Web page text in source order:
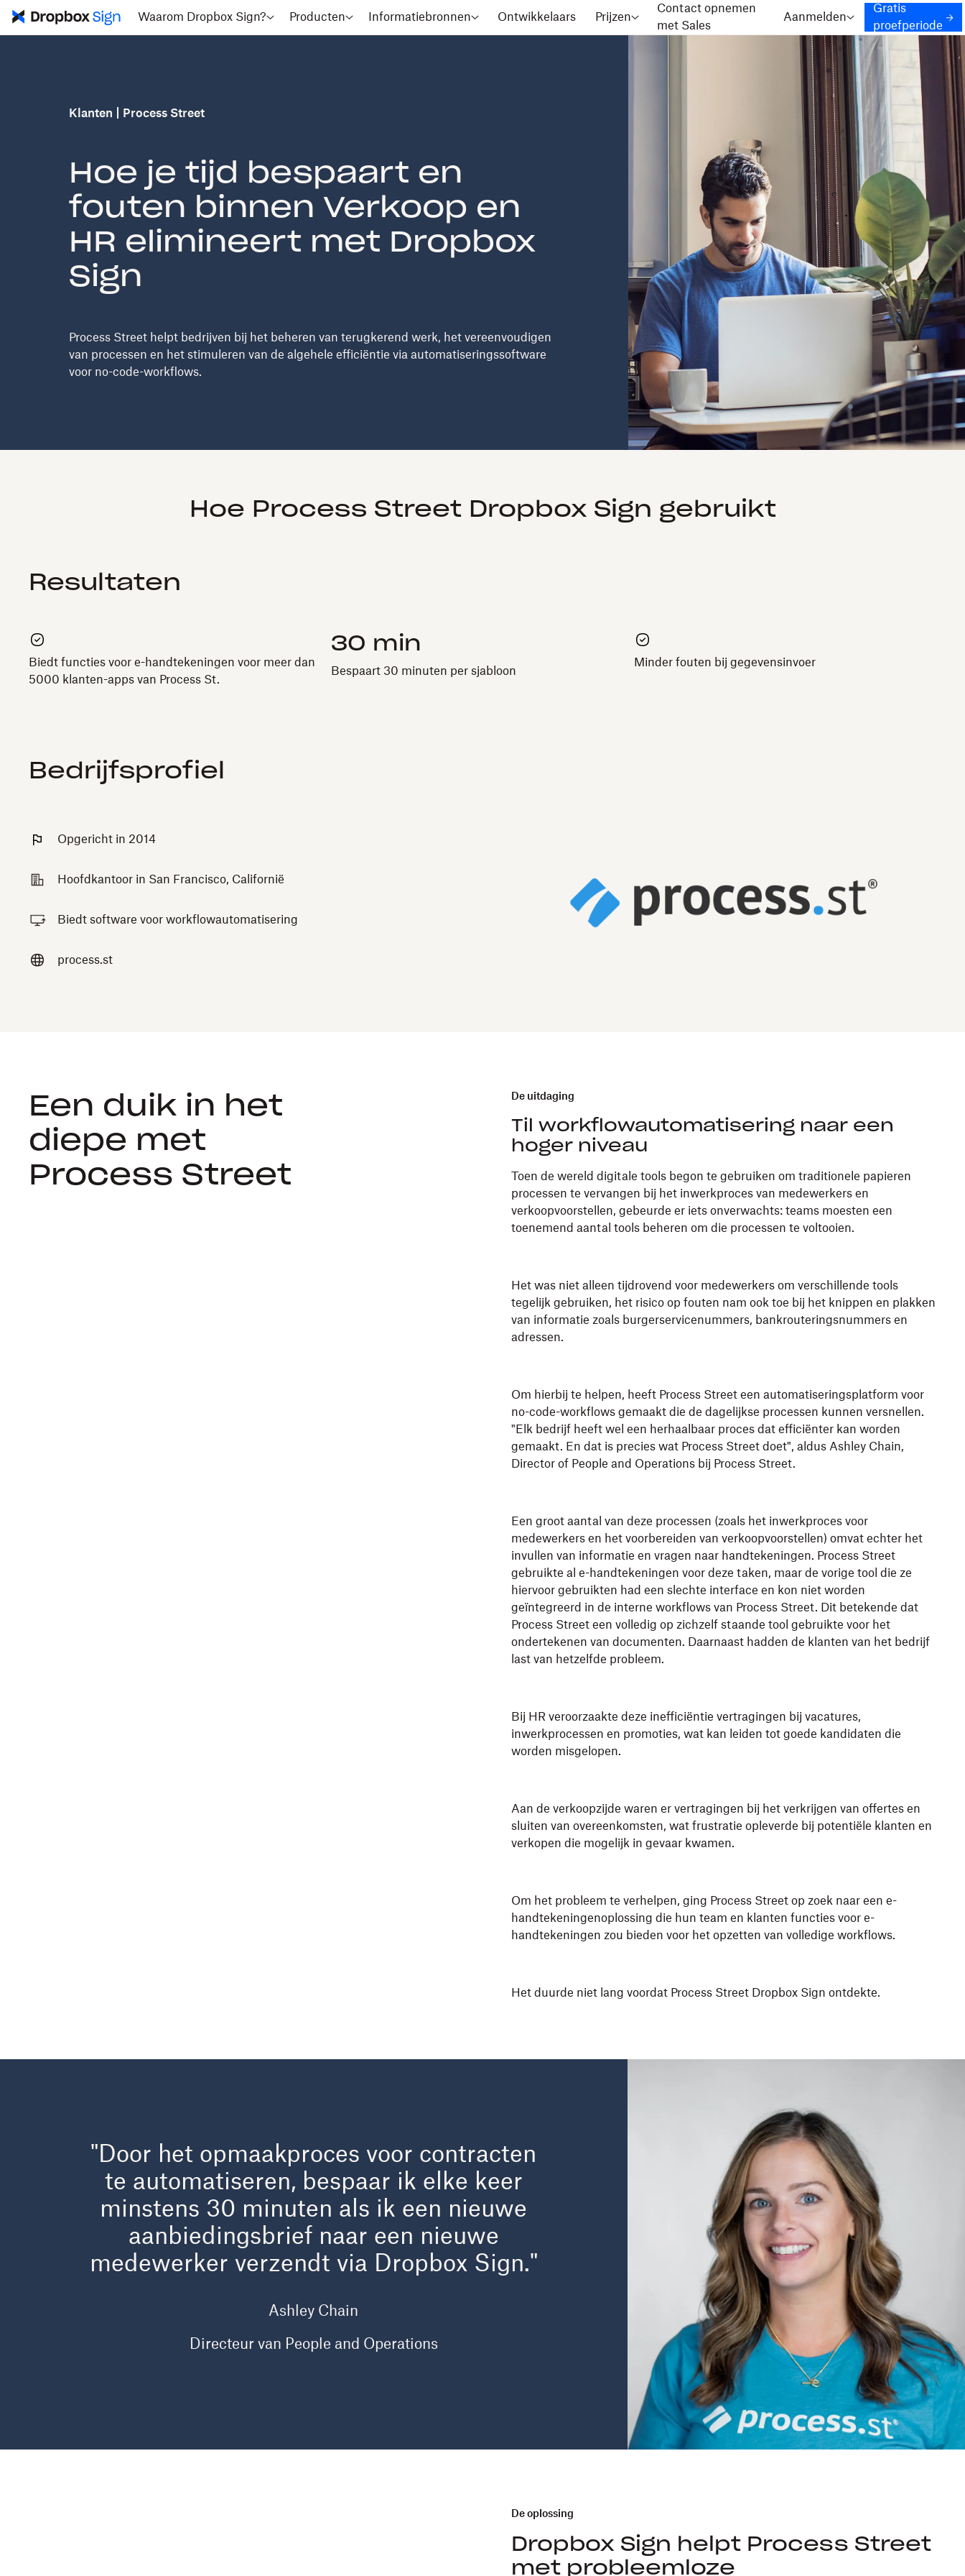
Waarom Dropbox Sign? Producten Informatiebronnen Ontwikkelaars Prijzen
Contact opnemen
met Sales
Aanmelden
Gratis
proefperiode
Klanten Process Street
Hoe je tijd bespaart en
fouten binnen Verkoop en
HR elimineert met Dropbox
Sign
Process Street helpt bedrijven bij het beheren van terugkerend werk, het vereenvoudigen
van processen en het stimuleren van de algehele efficiëntie via automatiseringssoftware
voor no-code-workflows.
Hoe Process Street Dropbox Sign gebruikt
Resultaten
Biedt functies voor e-handtekeningen voor meer dan
5000 klanten-apps van Process St.
30 min
Bespaart 30 minuten per sjabloon
Minder fouten bij gegevensinvoer
Bedrijfsprofiel
Opgericht in 2014
Hoofdkantoor in San Francisco, Californië
Biedt software voor workflowautomatisering
process.st
Een duik in het
diepe met
Process Street
De uitdaging
Til workflowautomatisering naar een
hoger niveau
Toen de wereld digitale tools begon te gebruiken om traditionele papieren
processen te vervangen bij het inwerkproces van medewerkers en
verkoopvoorstellen, gebeurde er iets onverwachts: teams moesten een
toenemend aantal tools beheren om die processen te voltooien.
Het was niet alleen tijdrovend voor medewerkers om verschillende tools
tegelijk gebruiken, het risico op fouten nam ook toe bij het knippen en plakken
van informatie zoals burgerservicenummers, bankrouteringsnummers en
adressen.
Om hierbij te helpen, heeft Process Street een automatiseringsplatform voor
no-code-workflows gemaakt die de dagelijkse processen kunnen versnellen.
"Elk bedrijf heeft wel een herhaalbaar proces dat efficiënter kan worden
gemaakt. En dat is precies wat Process Street doet", aldus Ashley Chain,
Director of People and Operations bij Process Street.
Een groot aantal van deze processen (zoals het inwerkproces voor
medewerkers en het voorbereiden van verkoopvoorstellen) omvat echter het
invullen van informatie en vragen naar handtekeningen. Process Street
gebruikte al e-handtekeningen voor deze taken, maar de vorige tool die ze
hiervoor gebruikten had een slechte interface en kon niet worden
geïntegreerd in de interne workflows van Process Street. Dit betekende dat
Process Street een volledig op zichzelf staande tool gebruikte voor het
ondertekenen van documenten. Daarnaast hadden de klanten van het bedrijf
last van hetzelfde probleem.
Bij HR veroorzaakte deze inefficiëntie vertragingen bij vacatures,
inwerkprocessen en promoties, wat kan leiden tot goede kandidaten die
worden misgelopen.
Aan de verkoopzijde waren er vertragingen bij het verkrijgen van offertes en
sluiten van overeenkomsten, wat frustratie opleverde bij potentiële klanten en
verkopen die mogelijk in gevaar kwamen.
Om het probleem te verhelpen, ging Process Street op zoek naar een e-
handtekeningenoplossing die hun team en klanten functies voor e-
handtekeningen zou bieden voor het opzetten van volledige workflows.
Het duurde niet lang voordat Process Street Dropbox Sign ontdekte.
"Door het opmaakproces voor contracten
te automatiseren, bespaar ik elke keer
minstens 30 minuten als ik een nieuwe
aanbiedingsbrief naar een nieuwe
medewerker verzendt via Dropbox Sign."
Ashley Chain
Directeur van People and Operations
De oplossing
Dropbox Sign helpt Process Street
met probleemloze